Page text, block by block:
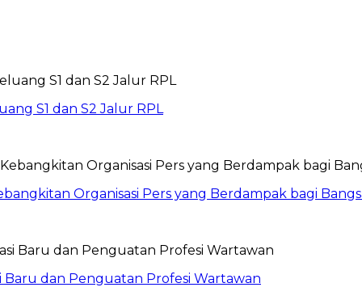
S1 dan S2 Jalur RPL
Organisasi Pers yang Berdampak bagi
Baru dan Penguatan Profesi Wartawan